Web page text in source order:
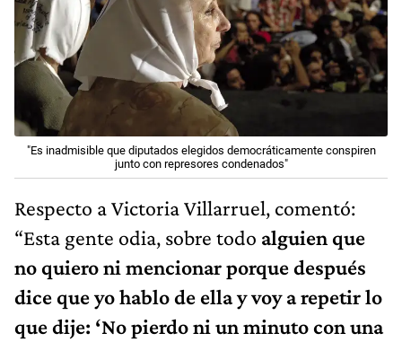
"Es inadmisible que diputados elegidos democráticamente conspiren
junto con represores condenados"
Respecto a Victoria Villarruel, comentó:
“Esta gente odia, sobre todo alguien que
no quiero ni mencionar porque después
dice que yo hablo de ella y voy a repetir lo
que dije: ‘No pierdo ni un minuto con una